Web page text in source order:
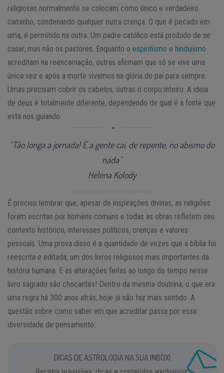
religiosas normalmente se colocam como único e verdadeiro
caminho, condenando qualquer outra crença. O que é pecado em
uma, é permitido na outra. Um padre católico está proibido de se
casar, mas não os pastores. Enquanto o espiritismo e hinduísmo
acreditam na reencarnação, outras afirmam que só se vive uma
única vez e após a morte vivemos na glória do pai para sempre.
Umas precisam cobrir os cabelos, outras o corpo inteiro. A ideia
de deus é totalmente diferente, dependendo de qual é a fonte que
está nos guiando.
“Tão longa a jornada! E a gente cai, de repente, no abismo do
nada”
Helena Kolody
É preciso lembrar que, apesar de inspirações divinas, as religiões
foram escritas por homens comuns e todas as obras refletem seu
contexto histórico, interesses políticos, crenças e valores
pessoais. Uma prova disso é a quantidade de vezes que a bíblia foi
reescrita e editada, um dos livros religiosos mais importantes da
história humana. E as alterações feitas ao longo do tempo nesse
livro sagrado são chocantes! Dentro da mesma doutrina, o que era
uma regra há 300 anos atrás, hoje já não faz mais sentido. A
questão sobre como saber em que acreditar passa por essa
diversidade de pensamento.
DICAS DE ASTROLOGIA NA SUA INBOX!